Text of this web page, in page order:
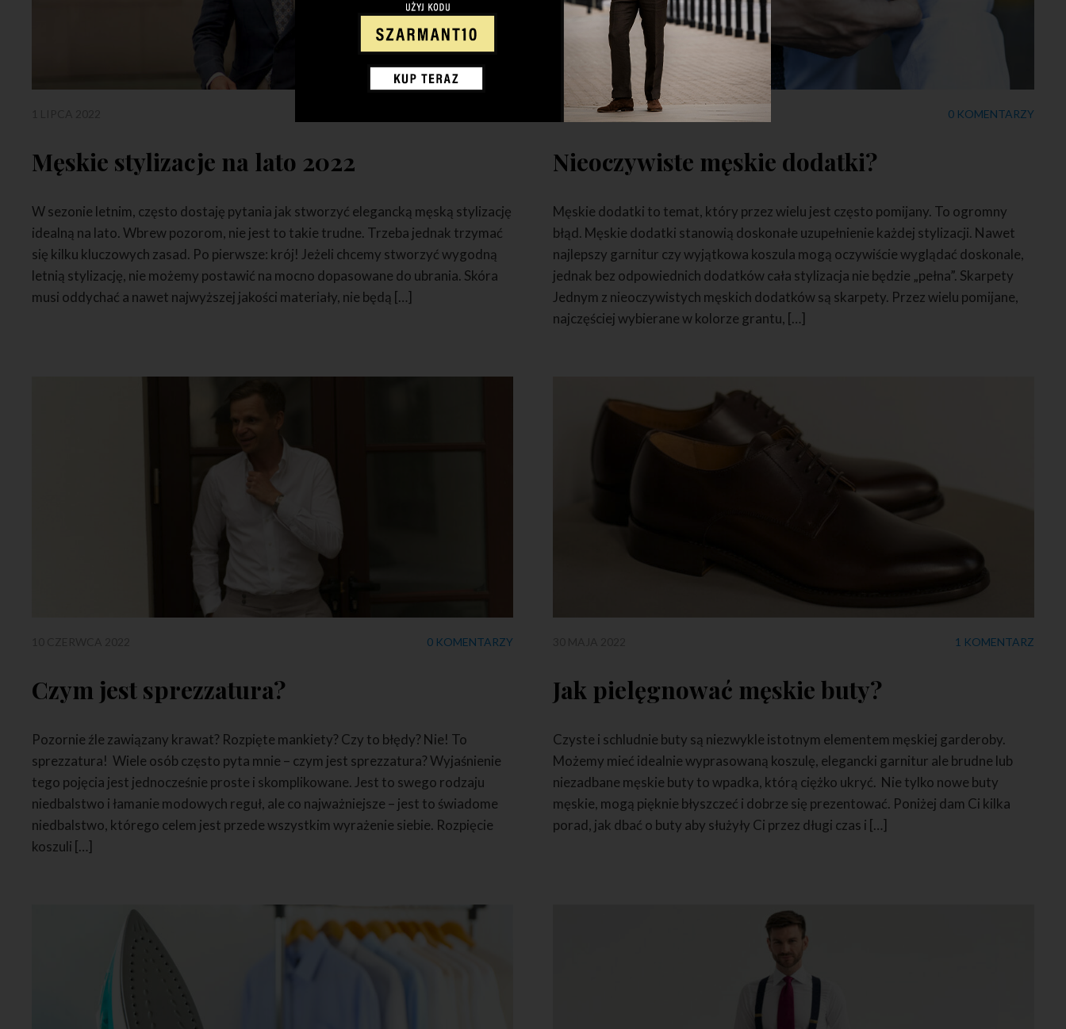
Męskie stylizacje na lato 2022
W sezonie letnim, często dostaję pytania jak stworzyć elegancką męską stylizację
idealną na lato. Wbrew pozorom, nie jest to takie trudne. Trzeba jednak trzymać
się kilku kluczowych zasad. Po pierwsze: krój! Jeżeli chcemy stworzyć wygodną
letnią stylizację, nie możemy postawić na mocno dopasowane do ubrania. Skóra
musi oddychać a nawet najwyższej jakości materiały, nie będą […]
23 CZERWCA 2022 0 KOMENTARZY
Nieoczywiste męskie dodatki?
Męskie dodatki to temat, który przez wielu jest często pomijany. To ogromny
błąd. Męskie dodatki stanowią doskonałe uzupełnienie każdej stylizacji. Nawet
najlepszy garnitur czy wyjątkowa koszula mogą oczywiście wyglądać doskonale,
jednak bez odpowiednich dodatków cała stylizacja nie będzie „pełna”. Skarpety
Jednym z nieoczywistych męskich dodatków są skarpety. Przez wielu pomijane,
najczęściej wybierane w kolorze grantu, […]
0 KOMENTARZY
Czym jest sprezzatura?
Pozornie źle zawiązany krawat? Rozpięte mankiety? Czy to błędy? Nie! To
sprezzatura! Wiele osób często pyta mnie – czym jest sprezzatura? Wyjaśnienie
tego pojęcia jest jednocześnie proste i skomplikowane. Jest to swego rodzaju
niedbalstwo i łamanie modowych reguł, ale co najważniejsze – jest to świadome
niedbalstwo, którego celem jest przede wszystkim wyrażenie siebie. Rozpięcie
koszuli […]
1 KOMENTARZ
Jak pielęgnować męskie buty?
Czyste i schludnie buty są niezwykle istotnym elementem męskiej garderoby.
Możemy mieć idealnie wyprasowaną koszulę, elegancki garnitur ale brudne lub
niezadbane męskie buty to wpadka, którą ciężko ukryć. Nie tylko nowe buty
męskie, mogą pięknie błyszczeć i dobrze się prezentować. Poniżej dam Ci kilka
porad, jak dbać o buty aby służyły Ci przez długi czas i […]